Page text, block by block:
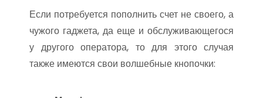
Если потребуется пополнить счет не своего, а
чужого гаджета, да еще и обслуживающегося
у другого оператора, то для этого случая
также имеются свои волшебные кнопочки: